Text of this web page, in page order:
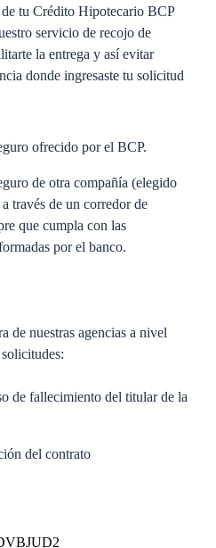
tu Crédito Hipotecario BCP
servicio de recojo de
la entrega y así evitar
donde ingresaste tu solicitud
ofrecido por el BCP.
de otra compañía (elegido
través de un corredor de
que cumpla con las
por el banco.
de nuestras agencias a nivel
de fallecimiento del titular de la
del contrato